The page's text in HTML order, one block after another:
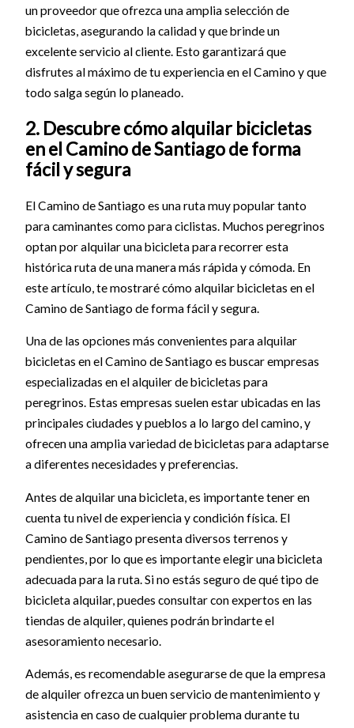
un proveedor que ofrezca una amplia selección de
bicicletas, asegurando la calidad y que brinde un
excelente servicio al cliente. Esto garantizará que
disfrutes al máximo de tu experiencia en el Camino y que
todo salga según lo planeado.
2. Descubre cómo alquilar bicicletas
en el Camino de Santiago de forma
fácil y segura
El Camino de Santiago es una ruta muy popular tanto
para caminantes como para ciclistas. Muchos peregrinos
optan por alquilar una bicicleta para recorrer esta
histórica ruta de una manera más rápida y cómoda. En
este artículo, te mostraré cómo alquilar bicicletas en el
Camino de Santiago de forma fácil y segura.
Una de las opciones más convenientes para alquilar
bicicletas en el Camino de Santiago es buscar empresas
especializadas en el alquiler de bicicletas para
peregrinos. Estas empresas suelen estar ubicadas en las
principales ciudades y pueblos a lo largo del camino, y
ofrecen una amplia variedad de bicicletas para adaptarse
a diferentes necesidades y preferencias.
Antes de alquilar una bicicleta, es importante tener en
cuenta tu nivel de experiencia y condición física. El
Camino de Santiago presenta diversos terrenos y
pendientes, por lo que es importante elegir una bicicleta
adecuada para la ruta. Si no estás seguro de qué tipo de
bicicleta alquilar, puedes consultar con expertos en las
tiendas de alquiler, quienes podrán brindarte el
asesoramiento necesario.
Además, es recomendable asegurarse de que la empresa
de alquiler ofrezca un buen servicio de mantenimiento y
asistencia en caso de cualquier problema durante tu